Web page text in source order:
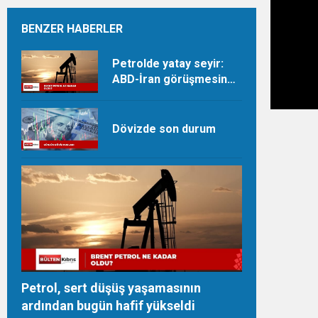
BENZER HABERLER
Petrolde yatay seyir:
ABD-İran görüşmesine
Dövizde son durum
Petrol, sert düşüş yaşamasının
ardından bugün hafif yükseldi